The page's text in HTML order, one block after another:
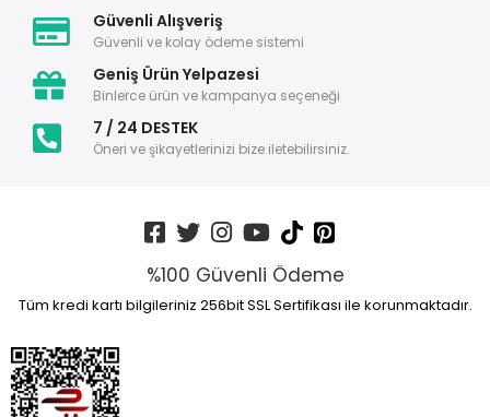
Güvenli Alışveriş
Güvenli ve kolay ödeme sistemi
Geniş Ürün Yelpazesi
Binlerce ürün ve kampanya seçeneği
7 / 24 DESTEK
Öneri ve şikayetlerinizi bize iletebilirsiniz.
%100 Güvenli Ödeme
Tüm kredi kartı bilgileriniz 256bit SSL Sertifikası ile korunmaktadır.